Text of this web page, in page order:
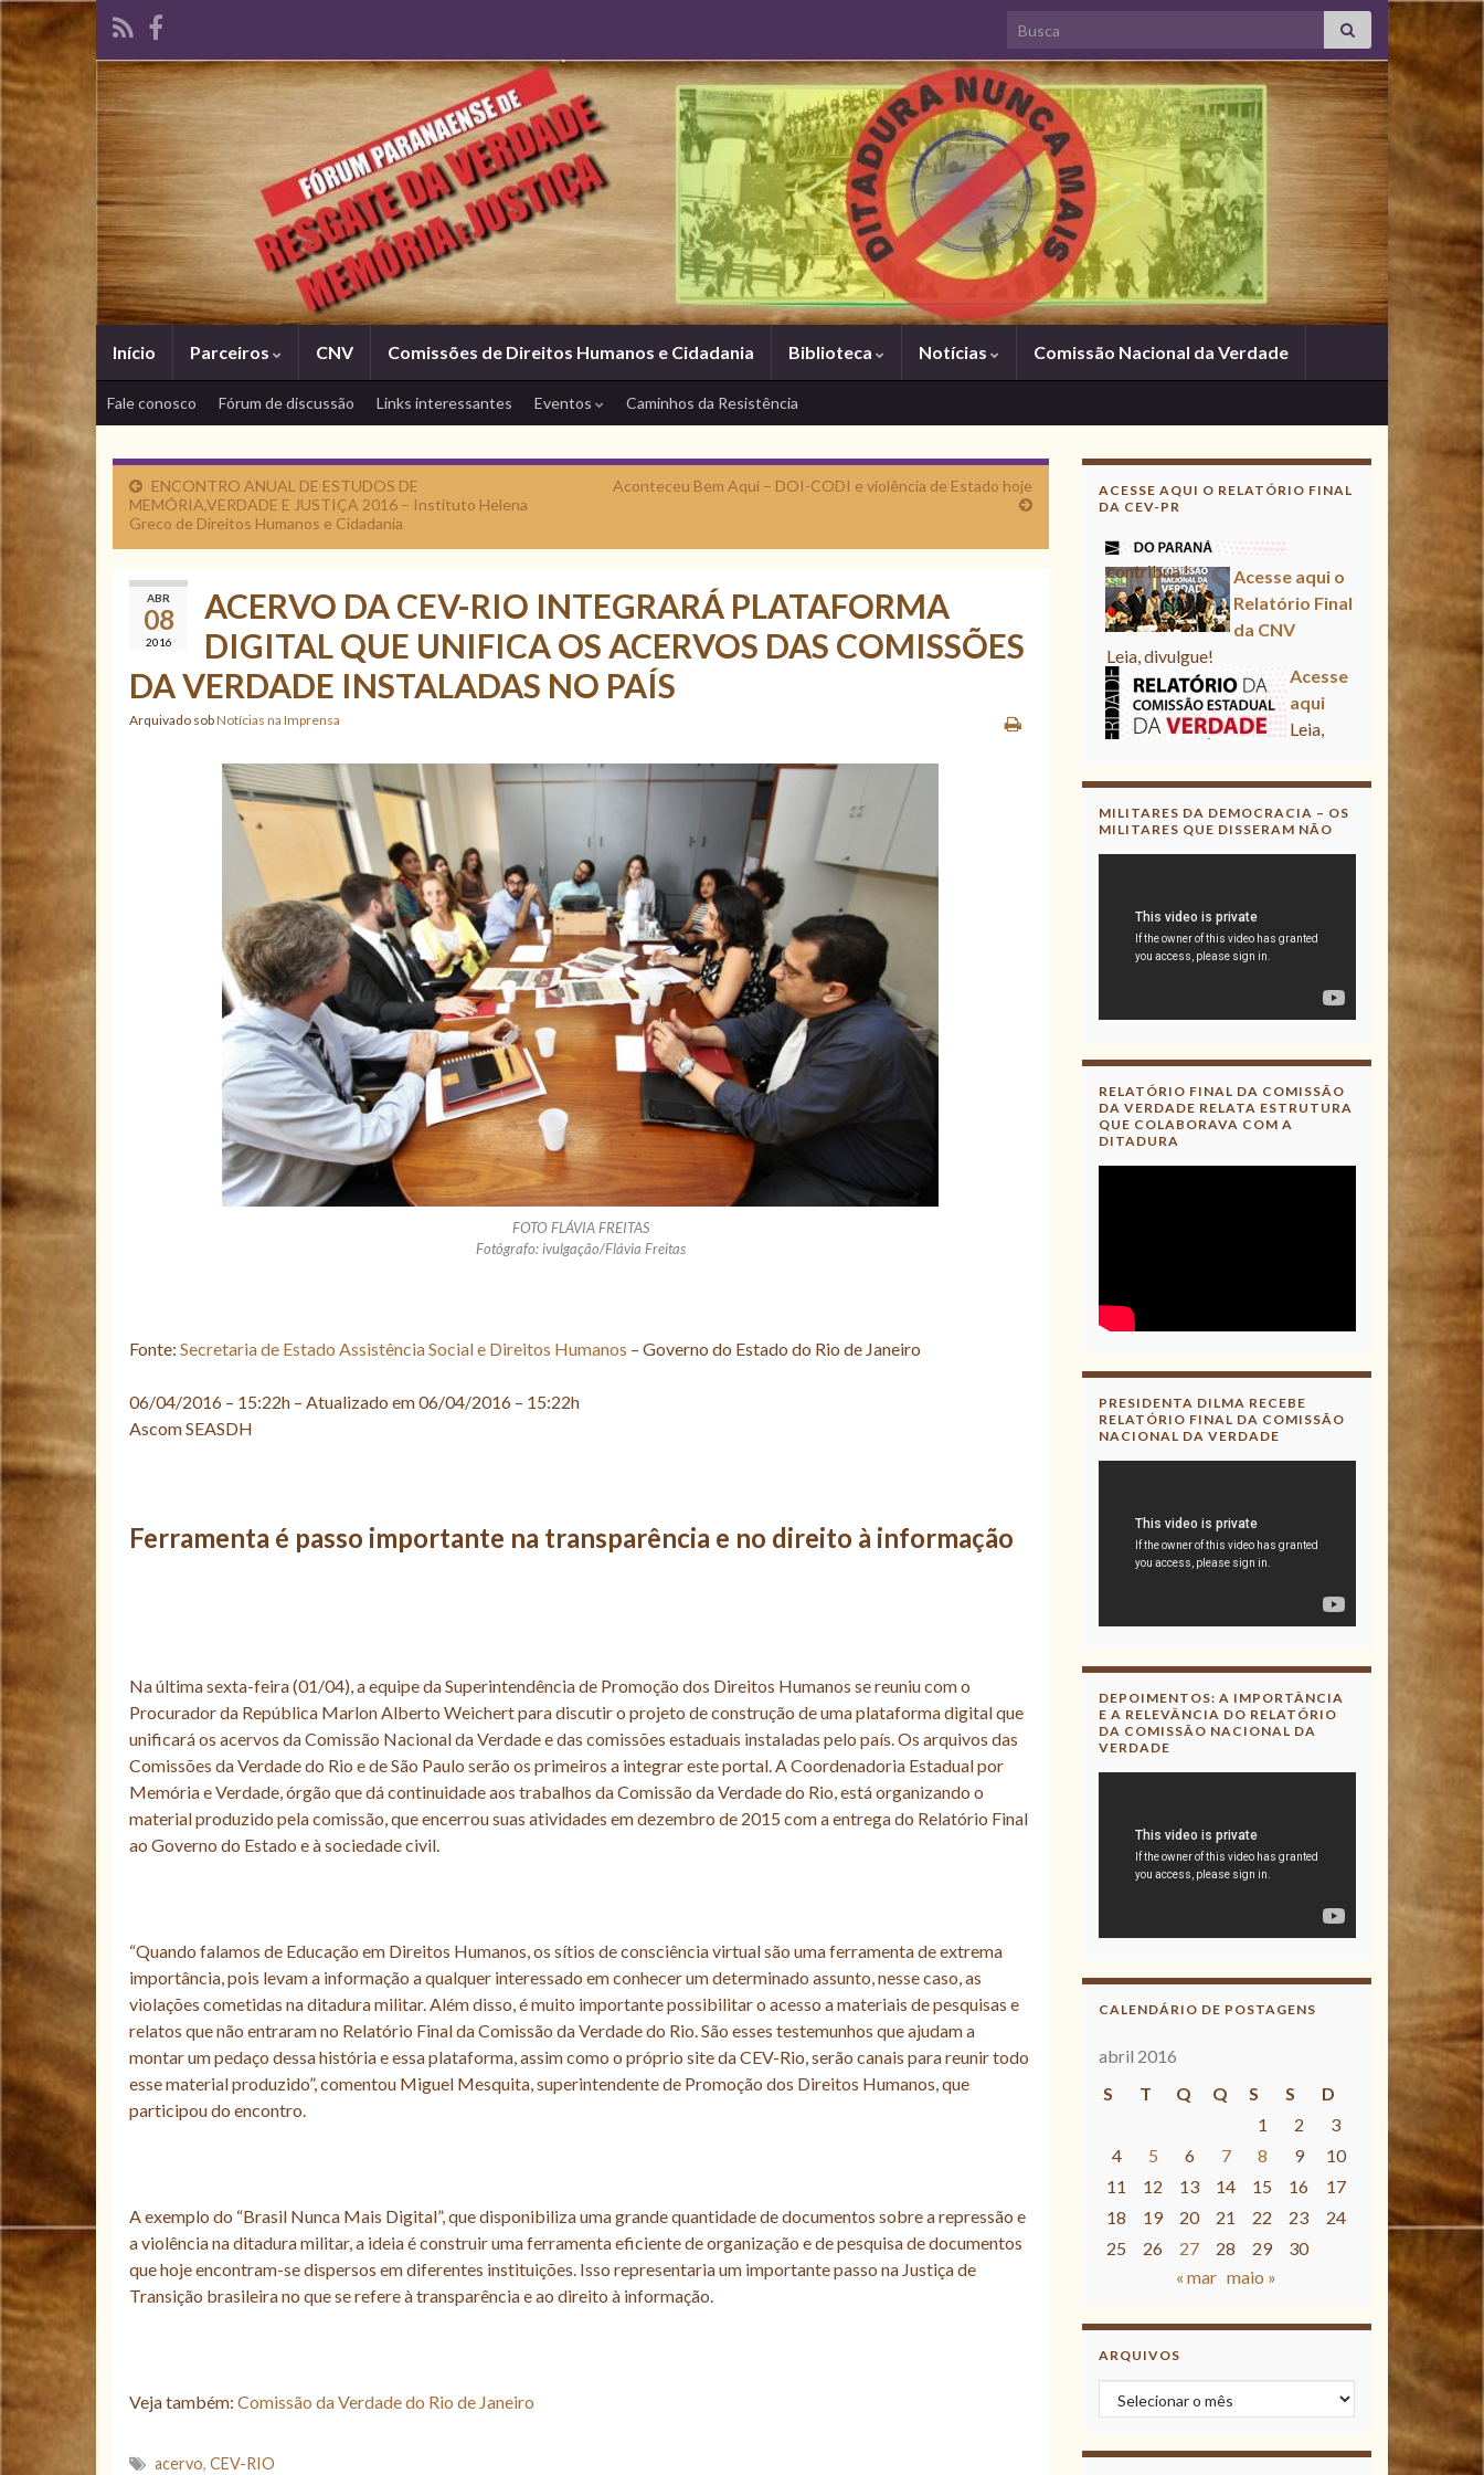
Search for:
Início Parceiros CNV Comissões de Direitos Humanos e Cidadania Biblioteca Notícias Comissão Nacional da Verdade
Fale conosco Fórum de discussão Links interessantes Eventos Caminhos da Resistência
ENCONTRO ANUAL DE ESTUDOS DE
MEMÓRIA,VERDADE E JUSTIÇA 2016 – Instituto Helena
Greco de Direitos Humanos e Cidadania
Aconteceu Bem Aqui – DOI-CODI e violência de Estado hoje
ABR
08
2016
ACERVO DA CEV-RIO INTEGRARÁ PLATAFORMA
DIGITAL QUE UNIFICA OS ACERVOS DAS COMISSÕES
DA VERDADE INSTALADAS NO PAÍS
Arquivado sobNotícias na Imprensa
FOTO FLÁVIA FREITAS
Fotógrafo: ivulgação/Flávia Freitas
Fonte: Secretaria de Estado Assistência Social e Direitos Humanos – Governo do Estado do Rio de Janeiro
06/04/2016 – 15:22h – Atualizado em 06/04/2016 – 15:22h
Ascom SEASDH
Ferramenta é passo importante na transparência e no direito à informação
Na última sexta-feira (01/04), a equipe da Superintendência de Promoção dos Direitos Humanos se reuniu com o
Procurador da República Marlon Alberto Weichert para discutir o projeto de construção de uma plataforma digital que
unificará os acervos da Comissão Nacional da Verdade e das comissões estaduais instaladas pelo país. Os arquivos das
Comissões da Verdade do Rio e de São Paulo serão os primeiros a integrar este portal. A Coordenadoria Estadual por
Memória e Verdade, órgão que dá continuidade aos trabalhos da Comissão da Verdade do Rio, está organizando o
material produzido pela comissão, que encerrou suas atividades em dezembro de 2015 com a entrega do Relatório Final
ao Governo do Estado e à sociedade civil.
“Quando falamos de Educação em Direitos Humanos, os sítios de consciência virtual são uma ferramenta de extrema
importância, pois levam a informação a qualquer interessado em conhecer um determinado assunto, nesse caso, as
violações cometidas na ditadura militar. Além disso, é muito importante possibilitar o acesso a materiais de pesquisas e
relatos que não entraram no Relatório Final da Comissão da Verdade do Rio. São esses testemunhos que ajudam a
montar um pedaço dessa história e essa plataforma, assim como o próprio site da CEV-Rio, serão canais para reunir todo
esse material produzido”, comentou Miguel Mesquita, superintendente de Promoção dos Direitos Humanos, que
participou do encontro.
A exemplo do “Brasil Nunca Mais Digital”, que disponibiliza uma grande quantidade de documentos sobre a repressão e
a violência na ditadura militar, a ideia é construir uma ferramenta eficiente de organização e de pesquisa de documentos
que hoje encontram-se dispersos em diferentes instituições. Isso representaria um importante passo na Justiça de
Transição brasileira no que se refere à transparência e ao direito à informação.
Veja também: Comissão da Verdade do Rio de Janeiro
acervo, CEV-RIO
ACESSE AQUI O RELATÓRIO FINAL
DA CEV-PR
Acesse aqui o Relatório Final
da CNV
Leia, divulgue!
Acesse aqui
Leia, contribua !
da CNV
Leia, divulgue!
MILITARES DA DEMOCRACIA – OS
MILITARES QUE DISSERAM NÃO
RELATÓRIO FINAL DA COMISSÃO
DA VERDADE RELATA ESTRUTURA
QUE COLABORAVA COM A
DITADURA
PRESIDENTA DILMA RECEBE
RELATÓRIO FINAL DA COMISSÃO
NACIONAL DA VERDADE
DEPOIMENTOS: A IMPORTÂNCIA
E A RELEVÂNCIA DO RELATÓRIO
DA COMISSÃO NACIONAL DA
VERDADE
CALENDÁRIO DE POSTAGENS
abril 2016
S
T Q Q S S
D
1
2
3
4
5 6 7 8 9
10
11
12 13 14 15 16
17
18
19 20 21 22 23
24
25
26 27 28 29
30
« mar maio »
ARQUIVOS
Arquivos